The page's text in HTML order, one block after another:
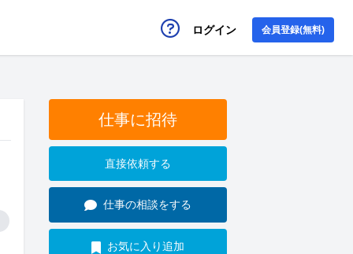
ログイン 会員登録(無料)
仕事に招待
直接依頼する
仕事の相談をする
お気に入り追加